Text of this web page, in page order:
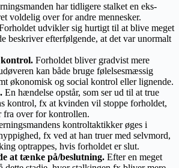
har tidligere stalket en eks-
voldelig over for andre mennesker.
udvikler sig hurtigt til at blive meget
beskriver efterfølgende, at det var unormalt
Forholdet bliver gradvist mere
kan både bruge følelsesmæssig
økonomisk og social kontrol eller lignende.
En hændelse opstår, som ser ud til at true
kontrol, fx at kvinden vil stoppe forholdet,
fra over for kontrollen.
kontroltaktikker øges i
fx ved at han truer med selvmord,
optrappes, hvis forholdet er slut.
at tænke på/beslutning. Efter en meget